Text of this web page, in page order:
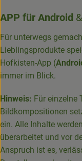
APP für Android &
Für unterwegs
Lieblingsprodukte
Hofkisten-App (
immer im Blick.
Hinweis: Für einzelne
Bildkompositionen
ein. Alle Inhalte
überarbeitet und vor
Anspruch ist es,